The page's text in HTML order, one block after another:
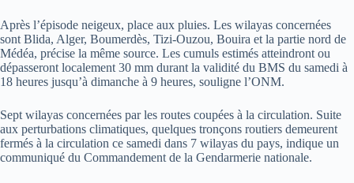
Après l’épisode neigeux, place aux pluies. Les wilayas concernées
sont Blida, Alger, Boumerdès, Tizi-Ouzou, Bouira et la partie nord de
Médéa, précise la même source. Les cumuls estimés atteindront ou
dépasseront localement 30 mm durant la validité du BMS du samedi à
18 heures jusqu’à dimanche à 9 heures, souligne l’ONM.
Sept wilayas concernées par les routes coupées à la circulation. Suite
aux perturbations climatiques, quelques tronçons routiers demeurent
fermés à la circulation ce samedi dans 7 wilayas du pays, indique un
communiqué du Commandement de la Gendarmerie nationale.